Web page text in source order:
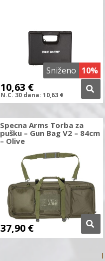
Sniženo 10%
10,63 €
N.C. 30 dana: 10,63 €
Specna Arms Torba za
pušku – Gun Bag V2 – 84cm
– Olive
37,90 €